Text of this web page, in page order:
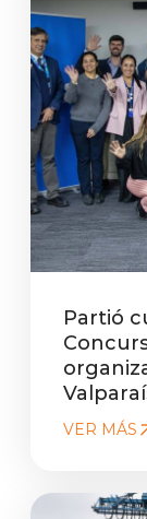
Partió
VER MÁS